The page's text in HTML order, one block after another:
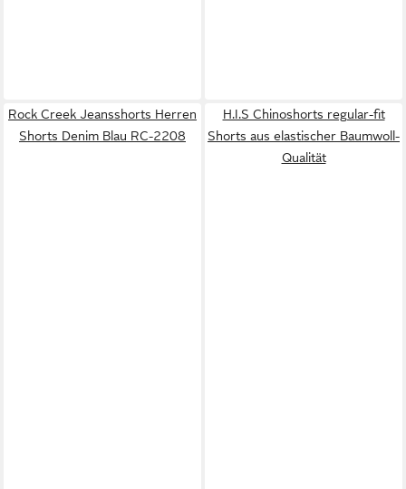
Rock Creek Jeansshorts Herren
Shorts Denim Blau RC-2208
H.I.S Chinoshorts regular-fit
Shorts aus elastischer Baumwoll-
Qualität